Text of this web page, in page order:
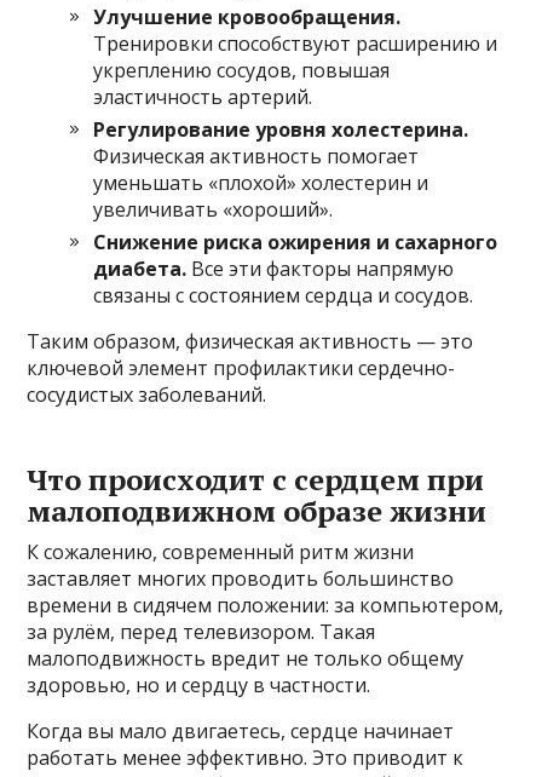
Улучшение кровообращения.
Тренировки способствуют расширению и
укреплению сосудов, повышая
эластичность артерий.
Регулирование уровня холестерина.
Физическая активность помогает
уменьшать «плохой» холестерин и
увеличивать «хороший».
Снижение риска ожирения и сахарного
диабета. Все эти факторы напрямую
связаны с состоянием сердца и сосудов.
Таким образом, физическая активность — это
ключевой элемент профилактики сердечно-
сосудистых заболеваний.
Что происходит с сердцем при
малоподвижном образе жизни
К сожалению, современный ритм жизни
заставляет многих проводить большинство
времени в сидячем положении: за компьютером,
за рулём, перед телевизором. Такая
малоподвижность вредит не только общему
здоровью, но и сердцу в частности.
Когда вы мало двигаетесь, сердце начинает
работать менее эффективно. Это приводит к